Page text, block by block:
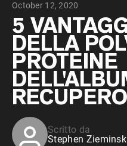
VEGAN PROTEIN
October 12, 2020
5
DELLA
PROTEINE
RECUPERO
Scritto da
Stephen